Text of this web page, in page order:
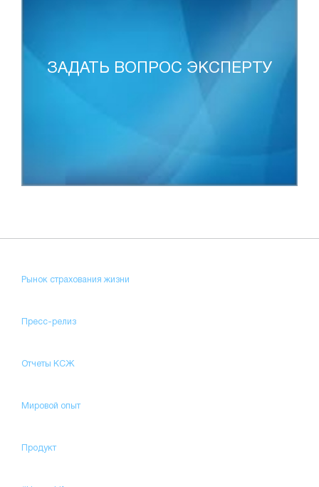
ЗАДАТЬ ВОПРОС ЭКСПЕРТУ
Рынок страхования жизни
Пресс-релиз
Отчеты КСЖ
Мировой опыт
Продукт